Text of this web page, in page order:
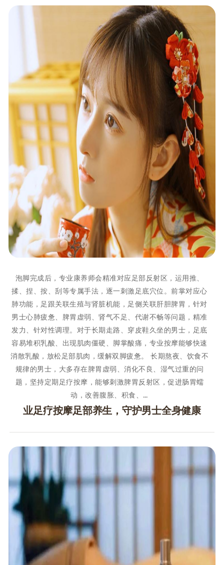
泡脚完成后，专业康养师会精准对应足部反射区，运用推、
揉、捏、按、刮等专属手法，逐一刺激足底穴位。前掌对应心
肺功能，足跟关联生殖与肾脏机能，足侧关联肝胆脾胃，针对
男士心肺疲惫、脾胃虚弱、肾气不足、代谢不畅等问题，精准
发力、针对性调理。对于长期走路、穿皮鞋久坐的男士，足底
容易堆积乳酸、出现肌肉僵硬、脚掌酸痛，专业按摩能够快速
消散乳酸，放松足部肌肉，缓解双脚疲惫。 长期熬夜、饮食不
规律的男士，大多存在脾胃虚弱、消化不良、湿气过重的问
题，坚持定期足疗按摩，能够刺激脾胃反射区，促进肠胃蠕
动，改善腹胀、积食、…
业足疗按摩足部养生，守护男士全身健康